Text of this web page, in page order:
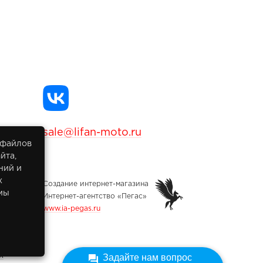
sale@lifan-moto.ru
Создание интернет-магазина
Интернет-агентство «Пегас»
www.ia-pegas.ru
Задайте нам вопрос
файлов
и